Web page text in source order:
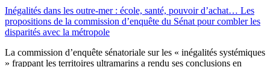
Inégalités dans les outre-mer : école, santé, pouvoir d’achat… Les
propositions de la commission d’enquête du Sénat pour combler les
disparités avec la métropole
La commission d’enquête sénatoriale sur les « inégalités systémiques
» frappant les territoires ultramarins a rendu ses conclusions en